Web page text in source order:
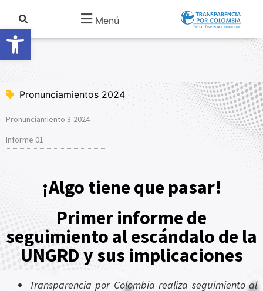
Abrir barra de herramientas
Menú
Pronunciamientos 2024
Pronunciamiento 3-2024
Informe 01
¡Algo tiene que pasar!
Primer informe de
seguimiento al escándalo de la
UNGRD y sus implicaciones
Transparencia por Colombia realiza seguimiento al